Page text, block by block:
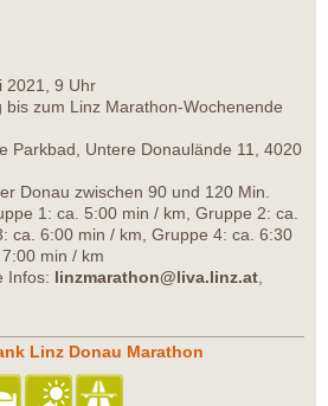
2021, 9 Uhr
bis zum Linz Marathon-Wochenende
Parkbad, Untere Donaulände 11, 4020
Donau zwischen 90 und 120 Min.
1: ca. 5:00 min / km, Gruppe 2: ca.
ca. 6:00 min / km, Gruppe 4: ca. 6:30
min / km
Infos: linzmarathon@liva.linz.at,
Linz Donau Marathon